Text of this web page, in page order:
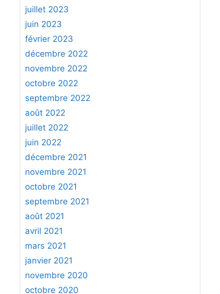
juillet 2023
juin 2023
février 2023
décembre 2022
novembre 2022
octobre 2022
septembre 2022
août 2022
juillet 2022
juin 2022
décembre 2021
novembre 2021
octobre 2021
septembre 2021
août 2021
avril 2021
mars 2021
janvier 2021
novembre 2020
octobre 2020